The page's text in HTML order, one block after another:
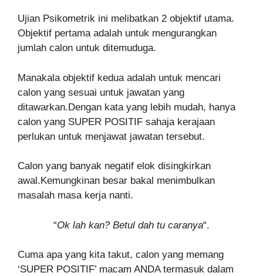
Ujian Psikometrik ini melibatkan 2 objektif utama.
Objektif pertama adalah untuk mengurangkan
jumlah calon untuk ditemuduga.
Manakala objektif kedua adalah untuk mencari
calon yang sesuai untuk jawatan yang
ditawarkan.Dengan kata yang lebih mudah, hanya
calon yang SUPER POSITIF sahaja kerajaan
perlukan untuk menjawat jawatan tersebut.
Calon yang banyak negatif elok disingkirkan
awal.Kemungkinan besar bakal menimbulkan
masalah masa kerja nanti.
“Ok lah kan? Betul dah tu caranya“.
Cuma apa yang kita takut, calon yang memang
‘SUPER POSITIF’ macam ANDA termasuk dalam